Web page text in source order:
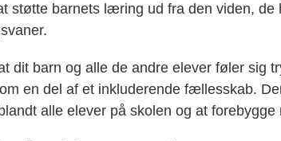
støtte barnets læring ud fra den viden, de
dit barn og alle de andre elever føler sig
en del af et inkluderende fællesskab.
alle elever på skolen og at forebygge